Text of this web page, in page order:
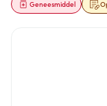
Geneesmiddel